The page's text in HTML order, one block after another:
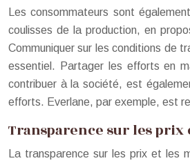
Les consommateurs sont
coulisses de la production, en
Communiquer sur les conditions de
essentiel. Partager les efforts en
contribuer à la société, est
efforts. Everlane, par exemple, est
Transparence sur les prix
La transparence sur les prix et les